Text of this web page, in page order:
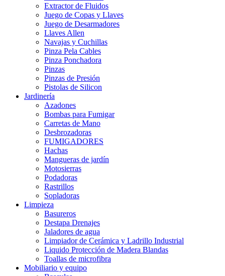
Extractor de Fluidos
Juego de Copas y Llaves
Juego de Desarmadores
Llaves Allen
Navajas y Cuchillas
Pinza Pela Cables
Pinza Ponchadora
Pinzas
Pinzas de Presión
Pistolas de Silicon
Jardinería
Azadones
Bombas para Fumigar
Carretas de Mano
Desbrozadoras
FUMIGADORES
Hachas
Mangueras de jardín
Motosierras
Podadoras
Rastrillos
Sopladoras
Limpieza
Basureros
Destapa Drenajes
Jaladores de agua
Limpiador de Cerámica y Ladrillo Industrial
Liquido Protección de Madera Blandas
Toallas de microfibra
Mobiliario y equipo